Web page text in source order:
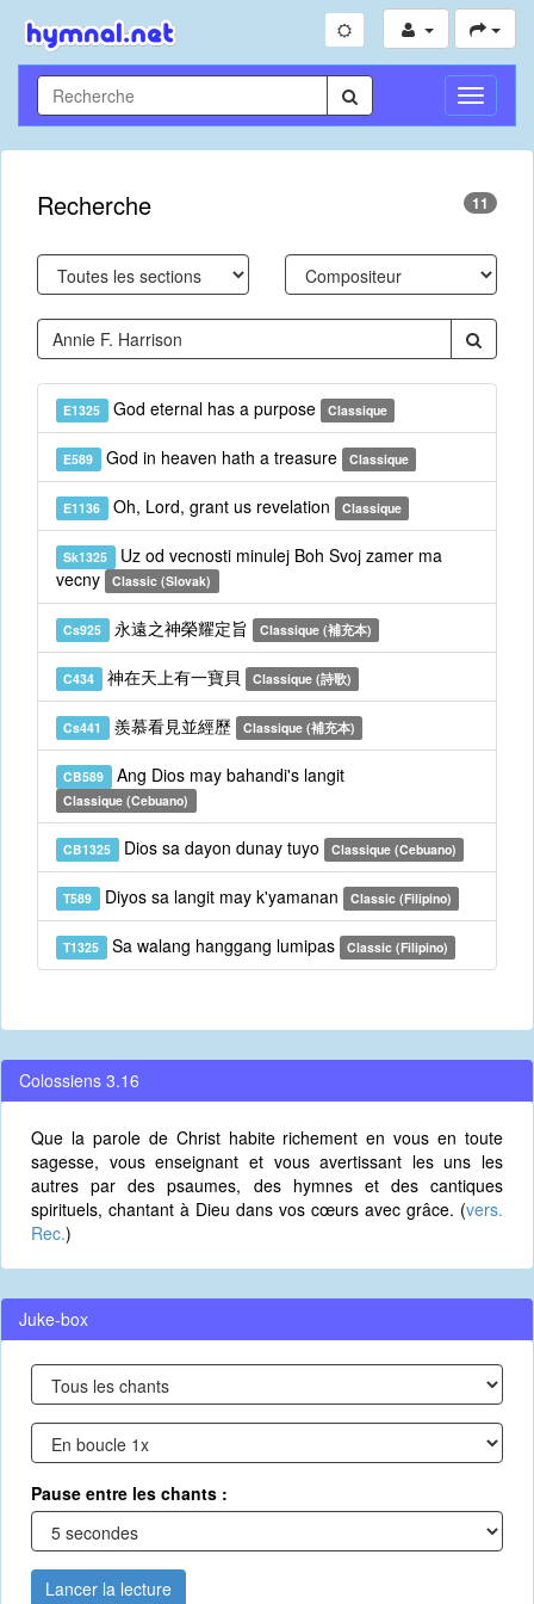
Toggle
Recherche 11
E1325 God eternal has a purpose Classique
E589 God in heaven hath a treasure Classique
E1136 Oh, Lord, grant us revelation Classique
Sk1325 Uz od vecnosti minulej Boh Svoj zamer ma
vecny
Classic (Slovak)
Cs925 永遠之神榮耀定旨 Classique (補充本)
C434 神在天上有一寶貝 Classique (詩歌)
Cs441 羨慕看見並經歷 Classique (補充本)
CB589 Ang Dios may bahandi's langit
Classique (Cebuano)
CB1325 Dios sa dayon dunay tuyo Classique (Cebuano)
T589 Diyos sa langit may k'yamanan Classic (Filipino)
T1325 Sa walang hanggang lumipas Classic (Filipino)
Colossiens 3.16
Que la parole de Christ habite richement en vous en toute
sagesse, vous enseignant et vous avertissant les uns les
autres par des psaumes, des hymnes et des cantiques
spirituels, chantant à Dieu dans vos cœurs avec grâce. (vers.
Rec.)
Juke-box
Pause entre les chants :
Lancer la lecture